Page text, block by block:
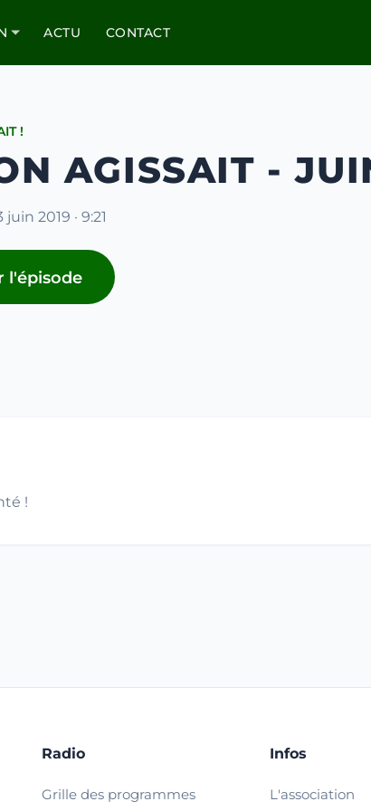
ACTU CONTACT
!
AGISSAIT -
2019 · 9:21
l'épisode
!
Radio
Grille des programmes
Infos
L'association